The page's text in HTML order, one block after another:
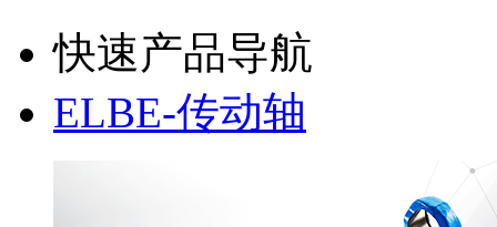
快速产品导航
ELBE-传动轴